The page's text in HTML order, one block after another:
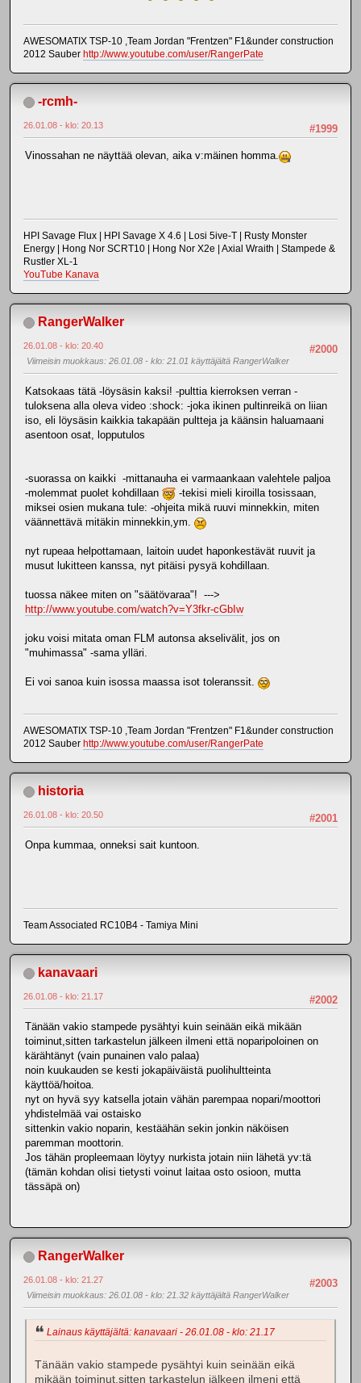
AWESOMATIX TSP-10 ,Team Jordan "Frentzen" F1&under construction
2012 Sauber http://www.youtube.com/user/RangerPate
-rcmh-
#1999
26.01.08 - klo: 20.13
Vinossahan ne näyttää olevan, aika v:mäinen homma.
HPI Savage Flux | HPI Savage X 4.6 | Losi 5ive-T | Rusty Monster
Energy | Hong Nor SCRT10 | Hong Nor X2e | Axial Wraith | Stampede &
Rustler XL-1
YouTube Kanava
RangerWalker
#2000
26.01.08 - klo: 20.40
Viimeisin muokkaus: 26.01.08 - klo: 21.01 käyttäjältä RangerWalker
Katsokaas tätä -löysäsin kaksi! -pulttia kierroksen verran -
tuloksena alla oleva video :shock: -joka ikinen pultinreikä on liian
iso, eli löysäsin kaikkia takapään pultteja ja käänsin haluamaani
asentoon osat, lopputulos
-suorassa on kaikki -mittanauha ei varmaankaan valehtele paljoa
-molemmat puolet kohdillaan
-tekisi mieli kiroilla tosissaan,
miksei osien mukana tule: -ohjeita mikä ruuvi minnekkin, miten
väännettävä mitäkin minnekkin,ym.
nyt rupeaa helpottamaan, laitoin uudet haponkestävät ruuvit ja
musut lukitteen kanssa, nyt pitäisi pysyä kohdillaan.
tuossa näkee miten on "säätövaraa"! --->
http://www.youtube.com/watch?v=Y3fkr-cGbIw
joku voisi mitata oman FLM autonsa akselivälit, jos on
"muhimassa" -sama ylläri.
Ei voi sanoa kuin isossa maassa isot toleranssit.
AWESOMATIX TSP-10 ,Team Jordan "Frentzen" F1&under construction
2012 Sauber http://www.youtube.com/user/RangerPate
historia
#2001
26.01.08 - klo: 20.50
Onpa kummaa, onneksi sait kuntoon.
Team Associated RC10B4 - Tamiya Mini
kanavaari
#2002
26.01.08 - klo: 21.17
Tänään vakio stampede pysähtyi kuin seinään eikä mikään
toiminut,sitten tarkastelun jälkeen ilmeni että noparipoloinen on
kärähtänyt (vain punainen valo palaa)
noin kuukauden se kesti jokapäiväistä puolihultteinta
käyttöä/hoitoa.
nyt on hyvä syy katsella jotain vähän parempaa nopari/moottori
yhdistelmää vai ostaisko
sittenkin vakio noparin, kestäähän sekin jonkin näköisen
paremman moottorin.
Jos tähän propleemaan löytyy nurkista jotain niin lähetä yv:tä
(tämän kohdan olisi tietysti voinut laitaa osto osioon, mutta
tässäpä on)
RangerWalker
#2003
26.01.08 - klo: 21.27
Viimeisin muokkaus: 26.01.08 - klo: 21.32 käyttäjältä RangerWalker
Lainaus käyttäjältä: kanavaari - 26.01.08 - klo: 21.17
Tänään vakio stampede pysähtyi kuin seinään eikä
mikään toiminut,sitten tarkastelun jälkeen ilmeni että